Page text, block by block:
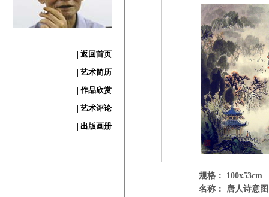
| 返回首页
| 艺术简历
| 作品欣赏
| 艺术评论
| 出版画册
规格： 100x53cm
名称： 唐人诗意图